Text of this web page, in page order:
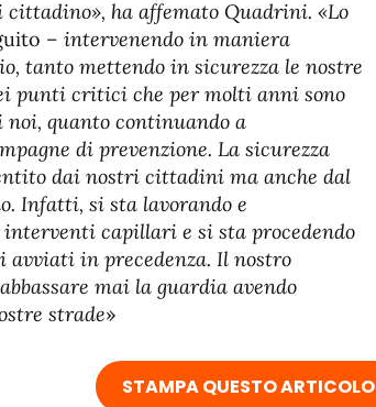
ha affemato Quadrini. «Lo
– intervenendo in maniera
tanto mettendo in sicurezza le nostre
punti critici che per molti anni sono
quanto continuando a
di prevenzione. La sicurezza
dai nostri cittadini ma anche dal
Infatti, si sta lavorando e
capillari e si sta procedendo
in precedenza. Il nostro
mai la guardia avendo
strade»
STAMPA QUESTO ARTICOLO